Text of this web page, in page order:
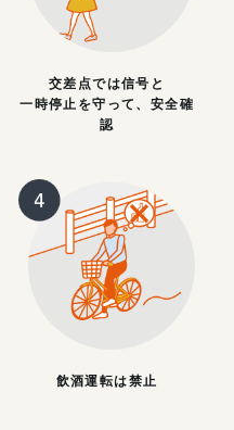
交差点では信号と
一時停止を守って、安全確
認
飲酒運転は禁止